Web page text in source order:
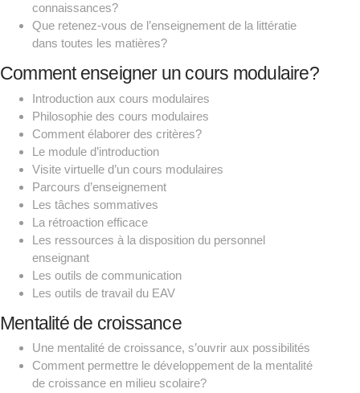
connaissances?
Que retenez-vous de l’enseignement de la littératie
dans toutes les matières?
Comment enseigner un cours modulaire?
Introduction aux cours modulaires
Philosophie des cours modulaires
Comment élaborer des critères?
Le module d’introduction
Visite virtuelle d’un cours modulaires
Parcours d’enseignement
Les tâches sommatives
La rétroaction efficace
Les ressources à la disposition du personnel
enseignant
Les outils de communication
Les outils de travail du EAV
Mentalité de croissance
Une mentalité de croissance, s’ouvrir aux possibilités
Comment permettre le développement de la mentalité
de croissance en milieu scolaire?